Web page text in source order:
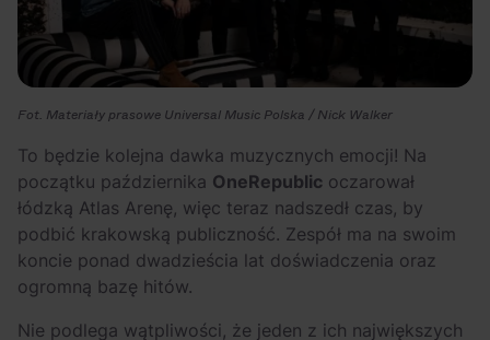
Fot. Materiały prasowe Universal Music Polska / Nick Walker
To będzie kolejna dawka muzycznych emocji! Na
początku października OneRepublic oczarował
łódzką Atlas Arenę, więc teraz nadszedł czas, by
podbić krakowską publiczność. Zespół ma na swoim
koncie ponad dwadzieścia lat doświadczenia oraz
ogromną bazę hitów.
Nie podlega wątpliwości, że jeden z ich największych